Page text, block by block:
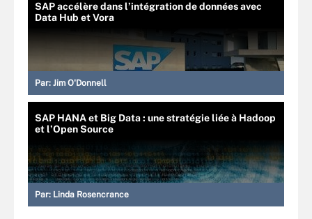
SAP accélère dans l’intégration de données avec
Data Hub et Vora
Par: Jim O'Donnell
SAP HANA et Big Data : une stratégie liée à Hadoop
et l’Open Source
Par: Linda Rosencrance